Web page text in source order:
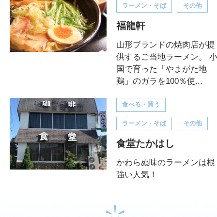
ラーメン・そば その他
福龍軒
山形ブランドの焼肉店が提
供するご当地ラーメン。 小
国で育った「やまがた地
鶏」のガラを100％使...
食べる・買う
ラーメン・そば その他
食堂たかはし
かわらぬ味のラーメンは根
強い人気！